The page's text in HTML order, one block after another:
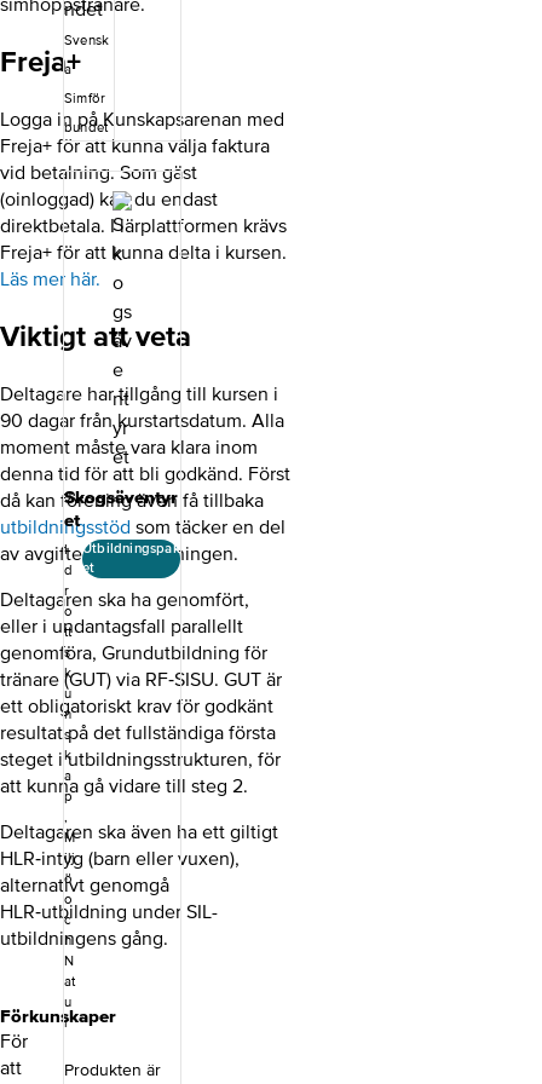
simhoppstränare.
Freja+
Logga in på Kunskapsarenan med
Freja+ för att kunna välja faktura
vid betalning. Som gäst
(oinloggad) kan du endast
direktbetala. I lärplattformen krävs
Freja+ för att kunna delta i kursen.
Läs mer här.
Viktigt att veta
Deltagare har tillgång till kursen i
90 dagar från kurstartsdatum. Alla
moment måste vara klara inom
denna tid för att bli godkänd. Först
då kan förening även få tillbaka
utbildningsstöd som täcker en del
av avgiften för utbildningen.
Deltagaren ska ha genomfört,
eller i undantagsfall parallellt
genomföra, Grundutbildning för
tränare (GUT) via RF‑SISU. GUT är
ett obligatoriskt krav för godkänt
resultat på det fullständiga första
steget i utbildningsstrukturen, för
att kunna gå vidare till steg 2.
Deltagaren ska även ha ett giltigt
HLR‑intyg (barn eller vuxen),
alternativt genomgå
HLR‑utbildning under SIL-
utbildningens gång.
Förkunskaper
För
att
inkluderande
och
utvecklande
för aktiva i olika
åldrar. Under
utbildningen
behandlas
simidrottens
gemensamma
grunder, såsom
organisering,
värdegrund,
pedagogik och
säkerhet i
simidrottens
träningsmiljö.
Du får även
kunskap om
hur du planerar
och genomför
träning inom
vattenpolo
samt en
introduktion till
vattenpolons
tekniska
grunder samt
det nationella
konceptet
poolkampen.
Genom en
kombination av
digitala
självstudier
och en fysisk
utbildningsträff
får du både
teoretisk
förståelse och
möjlighet att
praktiskt pröva
övningar i
vatten och på
land, samtidigt
som du utbyter
med andra
Svensk
a
Simför
bundet
Skogsäventyr
et
I
d
r
o
tt
s
k
u
n
s
k
a
p
,
M
ilj
ö
o
c
h
N
at
u
r
Utbildningspak
et
Produkten är